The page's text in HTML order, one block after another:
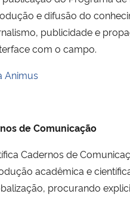
e difusão do
publicidade e
com o campo.
Animus
de Comunicação
Cadernos de
acadêmica e
procurando